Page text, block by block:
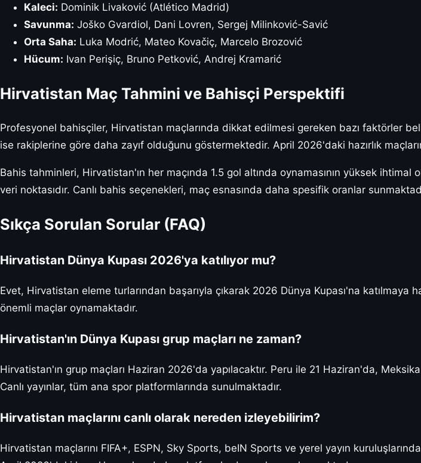
Kaleci: Dominik Livaković (Atlético Madrid)
Savunma: Joško Gvardiol, Dani Lovren, Sergej Milinković-Savić
Orta Saha: Luka Modrić, Mateo Kovačiç, Marcelo Brozović
Hücum: Ivan Perişiç, Bruno Petković, Andrej Kramarić
Hirvatistan Maç Tahmini ve Bahisçi Perspektifi
Profesyonel bahisçiler, Hirvatistan maçlarında dikkat edilmesi gereken bazı faktörler
ise rakiplerine göre daha zayıf olduğunu göstermektedir. April 2026'daki hazırlık
Bahis tahminleri, Hirvatistan'ın her maçında 1.5 gol altında oynamasının yüksek
veri noktasıdır. Canlı bahis seçenekleri, maç esnasında daha spesifik oranlar
Sıkça Sorulan Sorular (FAQ)
Hirvatistan Dünya Kupası 2026'ya katılıyor mu?
Evet, Hirvatistan eleme turlarından başarıyla çıkarak 2026 Dünya Kupası'na katılmaya
önemli maçlar oynamaktadır.
Hirvatistan'ın Dünya Kupası grup maçları ne zaman?
Hirvatistan'ın grup maçları Haziran 2026'da yapılacaktır. Peru ile 21 Haziran'da,
Canlı yayınlar, tüm ana spor platformlarında sunulmaktadır.
Hirvatistan maçlarını canlı olarak nereden izleyebilirim?
Hirvatistan maçlarını FIFA+, ESPN, Sky Sports, beIN Sports ve yerel yayın